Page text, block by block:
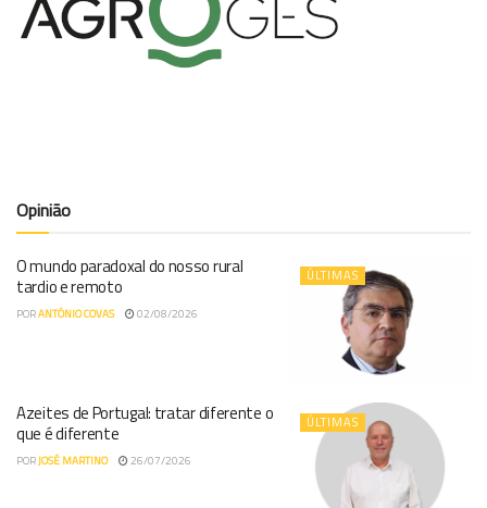
Opinião
ÚLTIMAS
O mundo paradoxal do nosso rural
tardio e remoto
PORANTÓNIO COVAS 02/08/2026
ÚLTIMAS
Azeites de Portugal: tratar diferente o
que é diferente
PORJOSÉ MARTINO 26/07/2026